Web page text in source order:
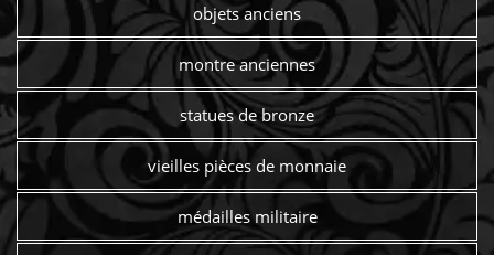
objets anciens
montre anciennes
statues de bronze
vieilles pièces de monnaie
médailles militaire